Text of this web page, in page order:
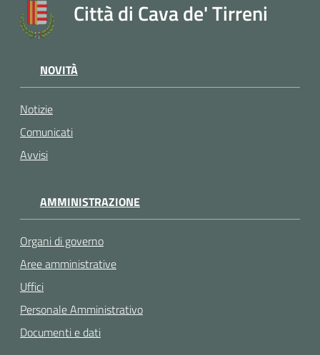
Città di Cava de' Tirreni
NOVITÀ
Notizie
Comunicati
Avvisi
AMMINISTRAZIONE
Organi di governo
Aree amministrative
Uffici
Personale Amministrativo
Documenti e dati